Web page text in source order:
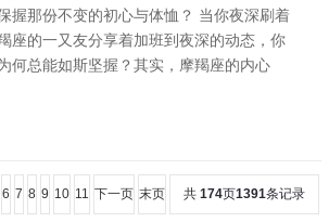
握那份不变的初心与体恤？ 当你夜深刷着
座的一又友分享着加班到夜深的动态，你
何总能如斯坚握？其实，摩羯座的内心
6 7 8 9 10 11 下一页 末页 共 174页1391条记录